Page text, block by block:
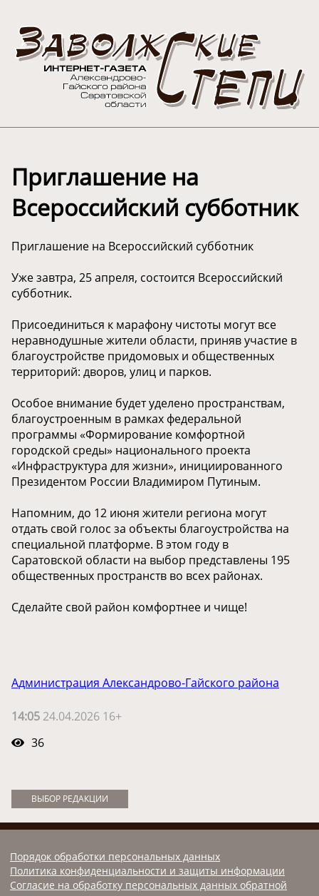
Приглашение на
Всероссийский субботник
Приглашение на Всероссийский субботник
Уже завтра, 25 апреля, состоится Всероссийский
субботник.
Присоединиться к марафону чистоты могут все
неравнодушные жители области, приняв участие в
благоустройстве придомовых и общественных
территорий: дворов, улиц и парков.
Особое внимание будет уделено пространствам,
благоустроенным в рамках федеральной
программы «Формирование комфортной
городской среды» национального проекта
«Инфраструктура для жизни», инициированного
Президентом России Владимиром Путиным.
Напомним, до 12 июня жители региона могут
отдать свой голос за объекты благоустройства на
специальной платформе. В этом году в
Саратовской области на выбор представлены 195
общественных пространств во всех районах.
Сделайте свой район комфортнее и чище!
Администрация Александрово-Гайского района
14:05 24.04.2026 16+
36
ВЫБОР РЕДАКЦИИ
Порядок обработки персональных данных
Политика конфиденциальности и защиты информации
Согласие на обработку персональных данных обратной